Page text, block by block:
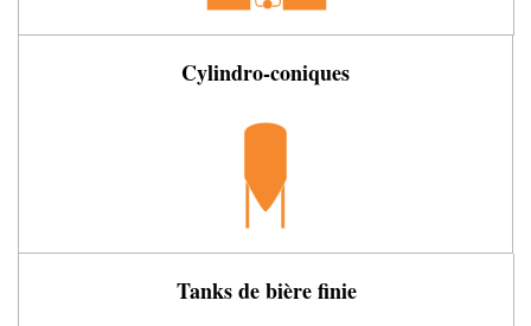
Cylindro-coniques
Tanks de bière finie